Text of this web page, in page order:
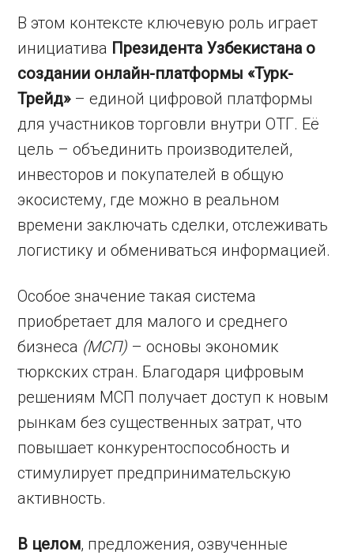
В этом контексте ключевую роль играет
инициатива Президента Узбекистана о
создании онлайн-платформы «Турк-
Трейд»– единой цифровой платформы
для участников торговли внутри ОТГ. Её
цель – объединить производителей,
инвесторов и покупателей в общую
экосистему, где можно в реальном
времени заключать сделки, отслеживать
логистику и обмениваться информацией.
Особое значение такая система
приобретает для малого и среднего
бизнеса (МСП) – основы экономик
тюркских стран. Благодаря цифровым
решениям МСП получает доступ к новым
рынкам без существенных затрат, что
повышает конкурентоспособность и
стимулирует предпринимательскую
активность.
В целом, предложения, озвученные